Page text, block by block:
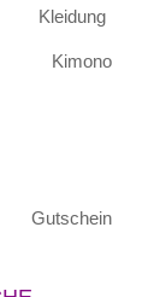
Kleidung
Gutschein